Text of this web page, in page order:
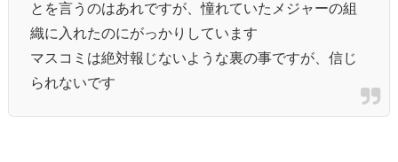
とを言うのはあれですが、憧れていたメジャーの組
織に入れたのにがっかりしています
マスコミは絶対報じないような裏の事ですが、信じ
られないです